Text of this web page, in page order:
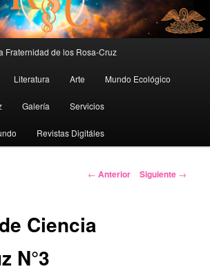
Fraternidad de los Rosa-Cruz
Literatura Arte Mundo Ecológico
Galería Servicios
Revistas Digitáles
Navegación
← Anterior Siguiente →
Ciencia
N°3